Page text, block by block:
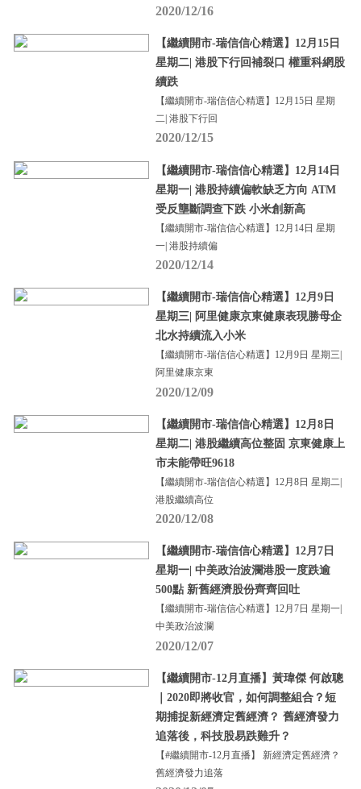
2020/12/16
【繼續開市-瑞信信心精選】12月15日
星期二| 港股下行回補裂口 權重科網股
續跌
【繼續開市-瑞信信心精選】12月15日 星期
二| 港股下行回
2020/12/15
【繼續開市-瑞信信心精選】12月14日
星期一| 港股持續偏軟缺乏方向 ATM
受反壟斷調查下跌 小米創新高
【繼續開市-瑞信信心精選】12月14日 星期
一| 港股持續偏
2020/12/14
【繼續開市-瑞信信心精選】12月9日
星期三| 阿里健康京東健康表現勝母企
北水持續流入小米
【繼續開市-瑞信信心精選】12月9日 星期三|
阿里健康京東
2020/12/09
【繼續開市-瑞信信心精選】12月8日
星期二| 港股繼續高位整固 京東健康上
市未能帶旺9618
【繼續開市-瑞信信心精選】12月8日 星期二|
港股繼續高位
2020/12/08
【繼續開市-瑞信信心精選】12月7日
星期一| 中美政治波瀾港股一度跌逾
500點 新舊經濟股份齊齊回吐
【繼續開市-瑞信信心精選】12月7日 星期一|
中美政治波瀾
2020/12/07
【繼續開市-12月直播】黃瑋傑 何啟聰
｜2020即將收官，如何調整組合？短
期捕捉新經濟定舊經濟？ 舊經濟發力
追落後，科技股易跌難升？
【#繼續開市-12月直播】 新經濟定舊經濟？
舊經濟發力追落